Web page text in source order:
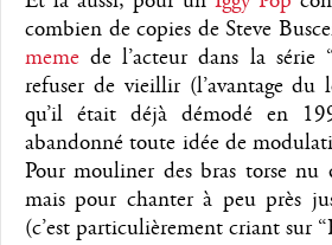
combien de copies de Steve
meme de l’acteur dans la série
refuser de vieillir (l’avantage
qu’il était déjà démodé en
abandonné toute idée de
Pour mouliner des bras torse
mais pour chanter à peu près
(c’est particulièrement criant sur